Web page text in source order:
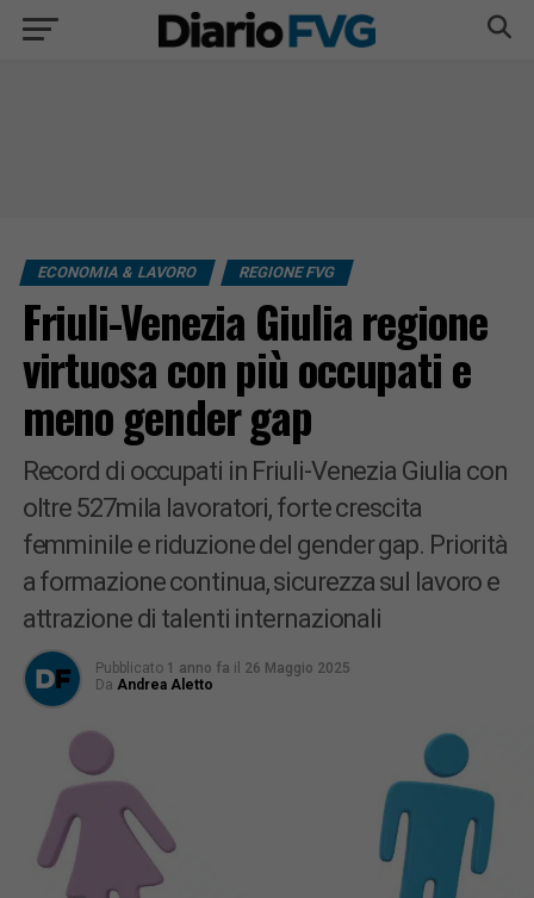
ECONOMIA & LAVORO REGIONE FVG
Friuli-Venezia Giulia regione
virtuosa con più occupati e
meno gender gap
Record di occupati in Friuli-Venezia Giulia con
oltre 527mila lavoratori, forte crescita
femminile e riduzione del gender gap. Priorità
a formazione continua, sicurezza sul lavoro e
attrazione di talenti internazionali
Pubblicato 1 anno fa il 26 Maggio 2025
Da Andrea Aletto